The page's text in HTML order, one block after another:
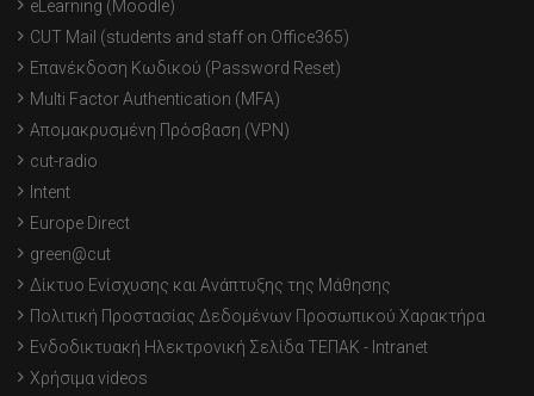
eLearning (Moodle)
CUT Mail (students and staff on Office365)
Επανέκδοση Κωδικού (Password Reset)
Multi Factor Authentication (MFA)
Απομακρυσμένη Πρόσβαση (VPN)
cut-radio
Intent
Europe Direct
green@cut
Δίκτυο Ενίσχυσης και Ανάπτυξης της Μάθησης
Πολιτική Προστασίας Δεδομένων Προσωπικού Χαρακτήρα
Ενδοδικτυακή Ηλεκτρονική Σελίδα ΤΕΠΑΚ - Intranet
Χρήσιμα videos